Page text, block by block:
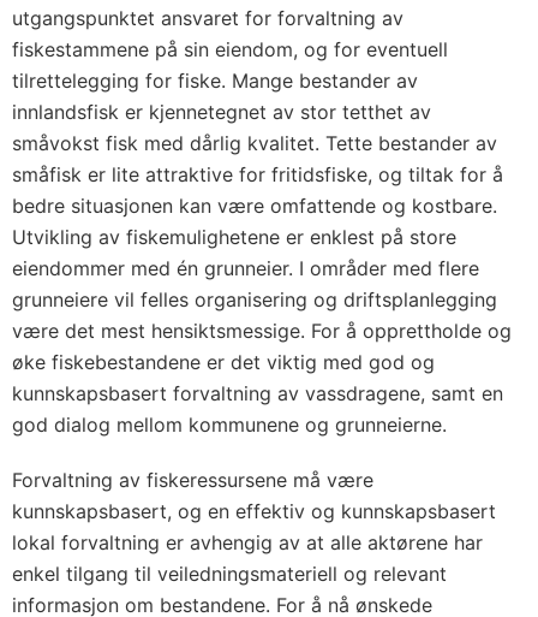
utgangspunktet ansvaret for forvaltning av
fiskestammene på sin eiendom, og for eventuell
tilrettelegging for fiske. Mange bestander av
innlandsfisk er kjennetegnet av stor tetthet av
småvokst fisk med dårlig kvalitet. Tette bestander av
småfisk er lite attraktive for fritidsfiske, og tiltak for å
bedre situasjonen kan være omfattende og kostbare.
Utvikling av fiskemulighetene er enklest på store
eiendommer med én grunneier. I områder med flere
grunneiere vil felles organisering og driftsplanlegging
være det mest hensiktsmessige. For å opprettholde og
øke fiskebestandene er det viktig med god og
kunnskapsbasert forvaltning av vassdragene, samt en
god dialog mellom kommunene og grunneierne.
Forvaltning av fiskeressursene må være
kunnskapsbasert, og en effektiv og kunnskapsbasert
lokal forvaltning er avhengig av at alle aktørene har
enkel tilgang til veiledningsmateriell og relevant
informasjon om bestandene. For å nå ønskede